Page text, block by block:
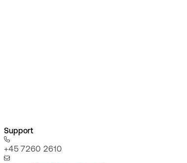
Support
+45 7260 2610